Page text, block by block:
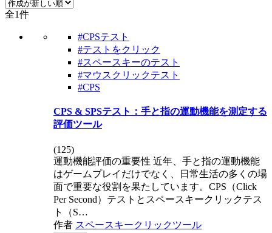
全1件
#CPSテスト
#テストをクリック
#スペースキーのテスト
#マウスクリックテスト
#CPS
CPS & SPSテスト：手と指の運動機能を測定する
評価ツール
(125)
運動機能評価の重要性 近年、手と指の運動機能
はゲームプレイだけでなく、日常生活の多くの場
面で重要な役割を果たしています。CPS（Click
Per Second）テストとスペースキークリックテス
ト（S…
作者 スペースキークリックツール